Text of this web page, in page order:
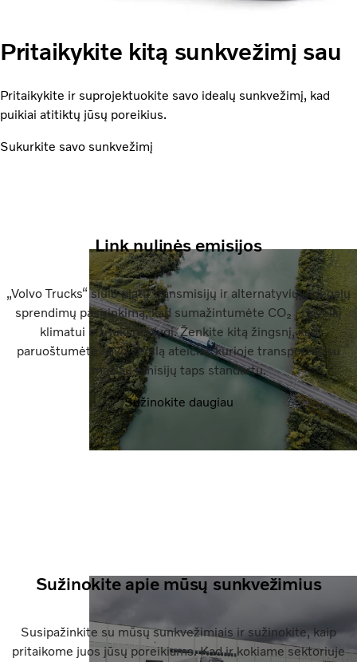
Pritaikykite kitą sunkvežimį sau
Pritaikykite ir suprojektuokite savo idealų sunkvežimį, kad
puikiai atitiktų jūsų poreikius.
Sukurkite savo sunkvežimį
Link nulinės emisijos
„Volvo Trucks“ siūlo platų transmisijų ir alternatyviųjų degalų
sprendimų pasirinkimą, kad sumažintumėte CO₂ , poveikį
klimatui ir triukšmo lygį. Ženkite kitą žingsnį, kad
paruoštumėte savo verslą ateičiai, kurioje transportas su
mažiau emisijų taps standartu.
Sužinokite daugiau
Sužinokite apie mūsų sunkvežimius
Susipažinkite su mūsų sunkvežimiais ir sužinokite, kaip
pritaikome juos jūsų poreikiams. Kad ir kokiame sektoriuje